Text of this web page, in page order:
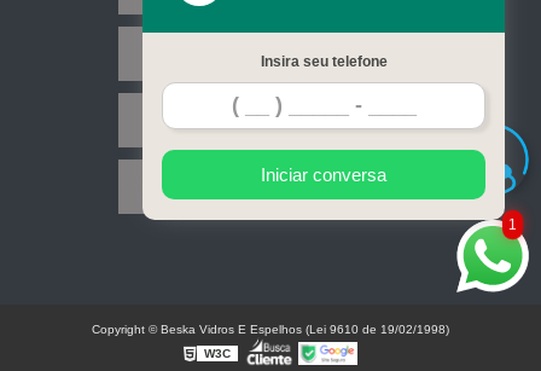
Serviços
Contato
Mapa do site
1
Insira seu telefone
Iniciar conversa
Copyright © Beska Vidros E Espelhos (Lei 9610 de 19/02/1998)
W3C